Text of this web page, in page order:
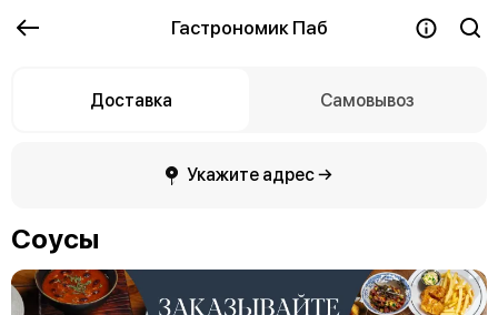
Гастрономик Паб
Доставка Самовывоз
Укажите адрес →
Соусы